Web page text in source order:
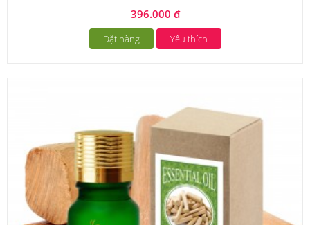
396.000 đ
Đặt hàng Yêu thích